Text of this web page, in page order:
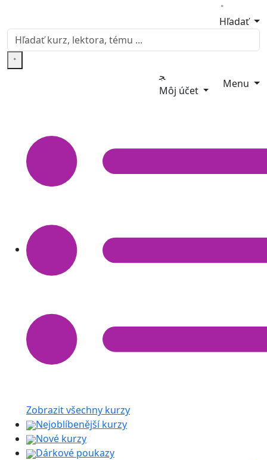
Hľadať
Môj účet
Menu
Zobrazit všechny kurzy
Nejoblíbenější kurzy
Nové kurzy
Dárkové poukazy